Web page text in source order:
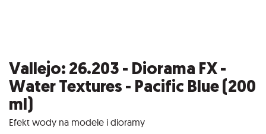
Vallejo: 26.203 - Diorama FX -
Water Textures - Pacific Blue (200
ml)
Efekt wody na modele i dioramy